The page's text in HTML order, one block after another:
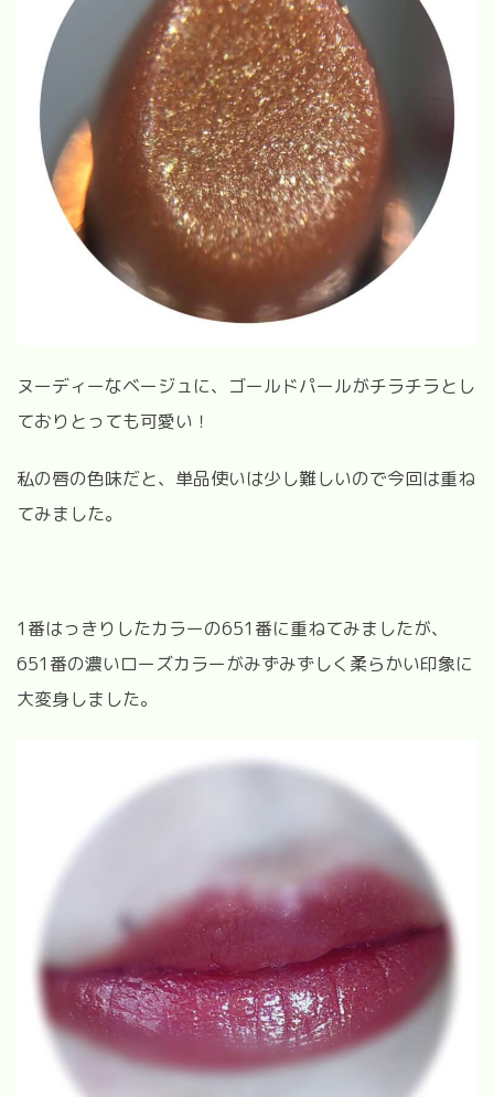
ヌーディーなベージュに、ゴールドパールがチラチラとし
ておりとっても可愛い！
私の唇の色味だと、単品使いは少し難しいので今回は重ね
てみました。
1 番はっきりしたカラーの651 番に重ねてみましたが、
651 番の濃いローズカラーがみずみずしく柔らかい印象に
大変身しました。